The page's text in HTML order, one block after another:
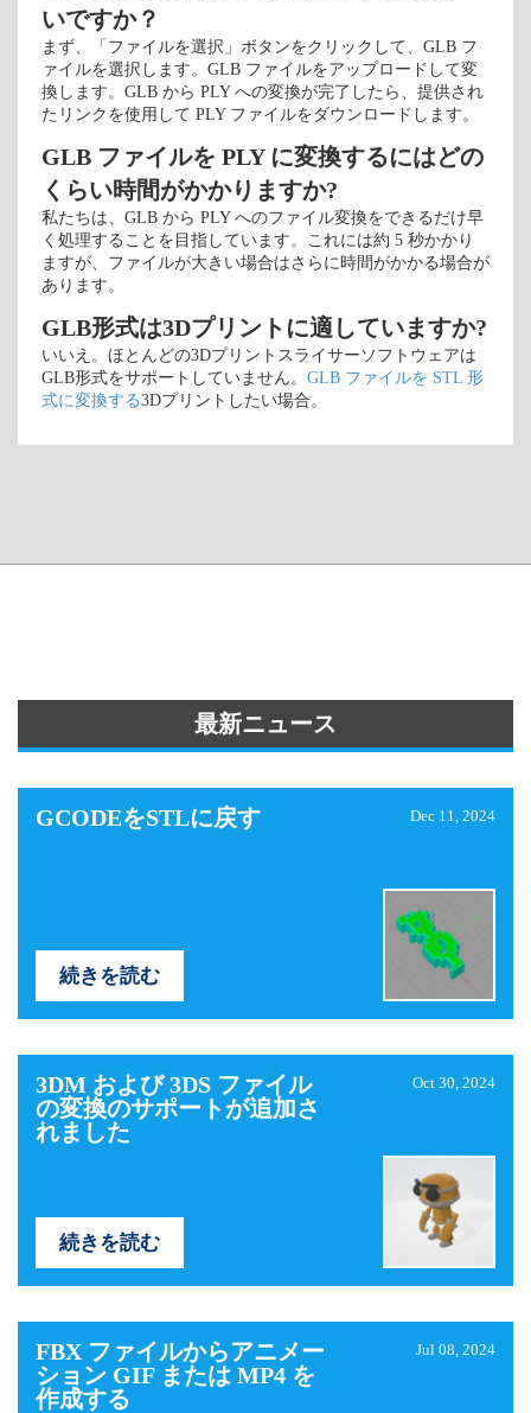
いですか？
まず、「ファイルを選択」ボタンをクリックして、GLB フ
ァイルを選択します。GLB ファイルをアップロードして変
換します。GLB から PLY への変換が完了したら、提供され
たリンクを使用して PLY ファイルをダウンロードします。
GLB ファイルを PLY に変換するにはどの
くらい時間がかかりますか?
私たちは、GLB から PLY へのファイル変換をできるだけ早
く処理することを目指しています。これには約 5 秒かかり
ますが、ファイルが大きい場合はさらに時間がかかる場合が
あります。
GLB形式は3Dプリントに適していますか?
いいえ。ほとんどの3Dプリントスライサーソフトウェアは
GLB形式をサポートしていません。 GLB ファイルを STL 形
式に変換する3Dプリントしたい場合。
最新ニュース
GCODEをSTLに戻す Dec 11, 2024
続きを読む
3DM および 3DS ファイル
の変換のサポートが追加さ
れました
Oct 30, 2024
続きを読む
FBX ファイルからアニメー
ション GIF または MP4 を
作成する
Jul 08, 2024